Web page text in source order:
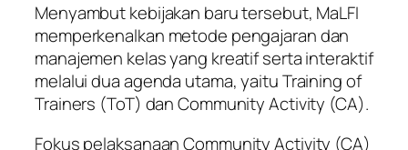
Menyambut kebijakan baru tersebut, MaLFI
memperkenalkan metode pengajaran dan
manajemen kelas yang kreatif serta interaktif
melalui dua agenda utama, yaitu Training of
Trainers (ToT) dan Community Activity (CA).
Fokus pelaksanaan Community Activity (CA)